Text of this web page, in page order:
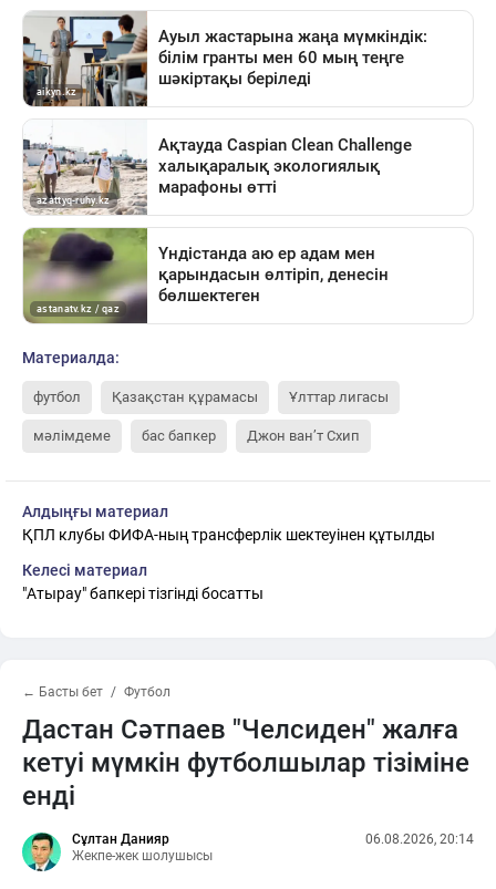
Материалда:
футбол Қазақстан құрамасы Ұлттар лигасы
мәлімдеме бас бапкер Джон ван’т Схип
Алдыңғы материал
ҚПЛ клубы ФИФА-ның трансферлік шектеуінен құтылды
Келесі материал
"Атырау" бапкері тізгінді босатты
← Басты бет Футбол
Дастан Сәтпаев "Челсиден" жалға
кетуі мүмкін футболшылар тізіміне
енді
Сұлтан Данияр
Жекпе-жек шолушысы
06.08.2026, 20:14